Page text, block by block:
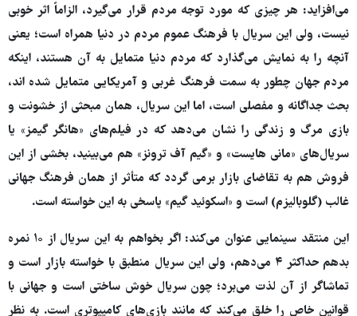
می‌افزاید: هر چیزی که مورد توجه مردم قرار می‌گیرد، الزاماً اثر خوبی
نیست، ولی این سریال با فرهنگ عموم مردم در دنیا همراه است؛ یعنی
آنچه را به نمایش می‌گذارد که مردم دنیا متمایل به آن هستند، اینکه
مردم جهان چطور به سمت فرهنگ غربی و آمریکایی متمایل شده اند،
بحث جداگانه و مفصلی است، اما این سریال، همان مبحثی از خشونت و
بازی مرگ و زندگی را نشان می‌دهد که در فیلم‌های «هانگر گیمز» یا
سریال‌های «مانی هایست» و «گیم آف ترونز» هم می‌بینید، بخشی از این
فروش هم به تقاضای بازار برمی گردد که متأثر از همان فرهنگ جهانی
غالب (گلوبالیزم) است و «اسکوئید گیم» پاسخی به این خواسته است.
این منتقد سینمایی عنوان می‌کند: اگر بخواهم به این سریال از ۱۰ نمره
بدهم حداکثر ۴ می‌دهم، ولی این سریال منطبق با خواسته بازار است و
تماشاگر از آن لذت می‌برد؛ چون سریال خوش ساختی است و جهانی با
قوانین خاص را خلق می‌کند که مانند بازی‌های کامپیوتری است. به نظر